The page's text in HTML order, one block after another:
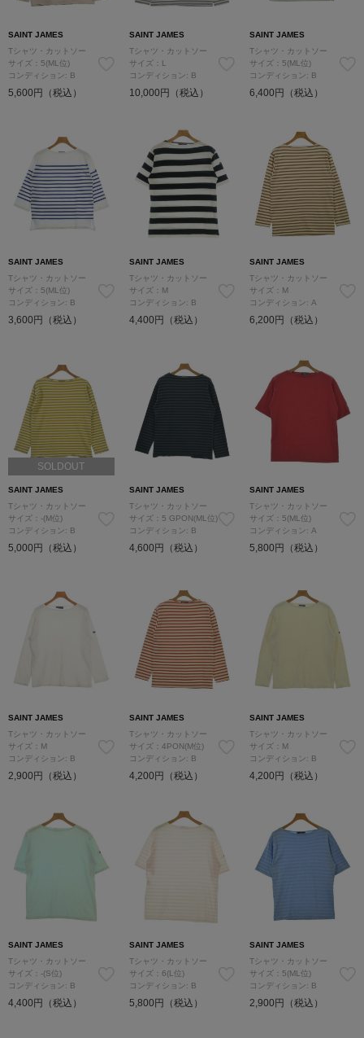
SAINT JAMES
Tシャツ・カットソー
サイズ：5(ML位)
コンディション: B
5,600円（税込）
SAINT JAMES
Tシャツ・カットソー
サイズ：L
コンディション: B
10,000円（税込）
SAINT JAMES
Tシャツ・カットソー
サイズ：5(ML位)
コンディション: B
6,400円（税込）
SAINT JAMES
Tシャツ・カットソー
サイズ：5(ML位)
コンディション: B
3,600円（税込）
SAINT JAMES
Tシャツ・カットソー
サイズ：M
コンディション: B
4,400円（税込）
SAINT JAMES
Tシャツ・カットソー
サイズ：M
コンディション: A
6,200円（税込）
SOLDOUT
SAINT JAMES
Tシャツ・カットソー
サイズ：-(M位)
コンディション: B
5,000円（税込）
SAINT JAMES
Tシャツ・カットソー
サイズ：5 GPON(ML位)
コンディション: B
4,600円（税込）
SAINT JAMES
Tシャツ・カットソー
サイズ：5(ML位)
コンディション: A
5,800円（税込）
SAINT JAMES
Tシャツ・カットソー
サイズ：M
コンディション: B
2,900円（税込）
SAINT JAMES
Tシャツ・カットソー
サイズ：4PON(M位)
コンディション: B
4,200円（税込）
SAINT JAMES
Tシャツ・カットソー
サイズ：M
コンディション: B
4,200円（税込）
SAINT JAMES
Tシャツ・カットソー
サイズ：-(S位)
コンディション: B
4,400円（税込）
SAINT JAMES
Tシャツ・カットソー
サイズ：6(L位)
コンディション: B
5,800円（税込）
SAINT JAMES
Tシャツ・カットソー
サイズ：5(ML位)
コンディション: B
2,900円（税込）